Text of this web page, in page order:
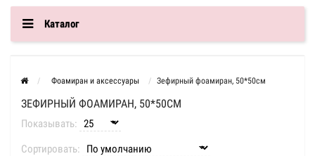
Каталог
Фоамиран и аксессуары Зефирный фоамиран, 50*50см
ЗЕФИРНЫЙ ФОАМИРАН, 50*50СМ
Показывать:
Сортировать: